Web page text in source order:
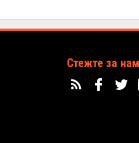
Стежте за